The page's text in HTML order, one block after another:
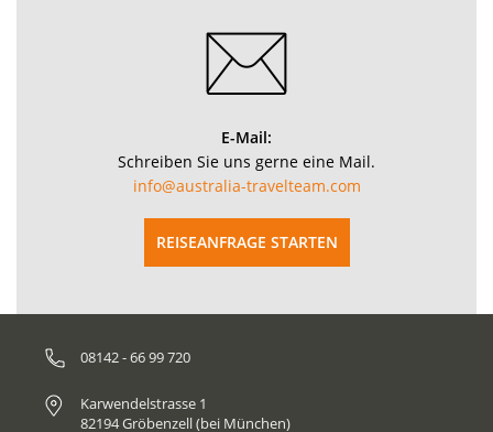
E-Mail:
Schreiben Sie uns gerne eine Mail.
info@australia-travelteam.com
REISEANFRAGE STARTEN
08142 - 66 99 720
Karwendelstrasse 1
82194 Gröbenzell (bei München)